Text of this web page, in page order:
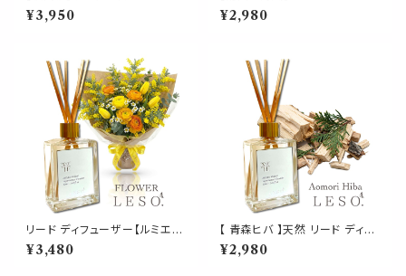
50ml｜国産 日本製 東北 スギ
木の香り ルームフレグランス 芳
¥3,950
O. リードディフューザー 50ml
プルメリア ジャスミン ライムの
¥2,980
リード ディフューザー【ルミエー
ル・デスポワール】本物の花束の
香り 50ml 入学 開店 褒賞 快気
¥3,480
【 青森ヒバ 】天然 リード ディフ
ューザー 50ml 木 森 香木 杜
ウッディ フレグランス ルーム 虫
¥2,980